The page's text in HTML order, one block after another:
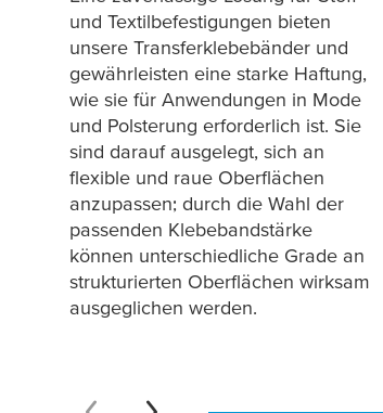
und Textilbefestigungen bieten
unsere Transferklebebänder und
gewährleisten eine starke Haftung,
wie sie für Anwendungen in Mode
und Polsterung erforderlich ist. Sie
sind darauf ausgelegt, sich an
flexible und raue Oberflächen
anzupassen; durch die Wahl der
passenden Klebebandstärke
können unterschiedliche Grade an
strukturierten Oberflächen wirksam
ausgeglichen werden.